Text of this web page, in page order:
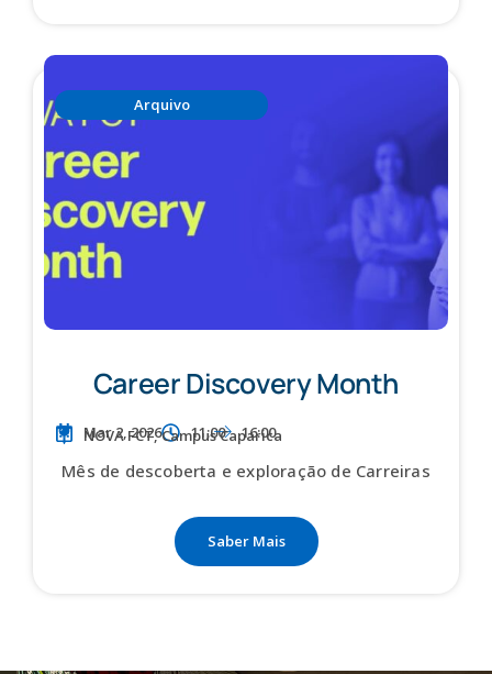
Arquivo
Career Discovery Month
Mar 2, 2026 11:00 16:00
NOVA FCT, Campus Caparica
Mês de descoberta e exploração de Carreiras
Saber Mais